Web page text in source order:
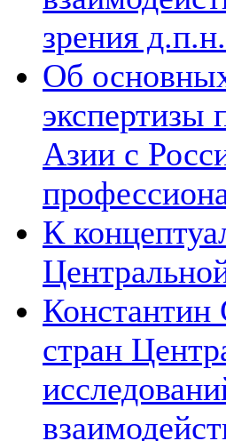
зрения
Об
экспертизы
Азии с
К
Константин
стран